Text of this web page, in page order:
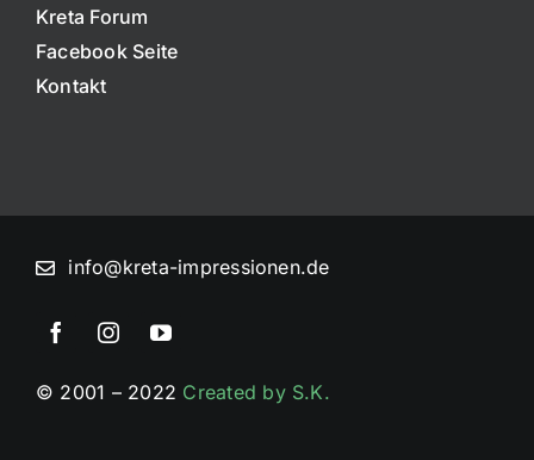
Kreta Forum
Facebook Seite
Kontakt
info@kreta-impressionen.de
© 2001 – 2022 Created by S.K.